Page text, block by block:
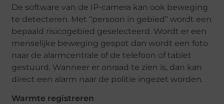
De software van de IP-camera kan ook beweging
te detecteren. Met “persoon in gebied” wordt een
bepaald risicogebied geselecteerd. Wordt er een
menselijke beweging gespot dan wordt een foto
naar de alarmcentrale of de telefoon of tablet
gestuurd. Wanneer er onraad te zien is, dan kan
direct een alarm naar de politie ingezet worden.
Warmte registreren